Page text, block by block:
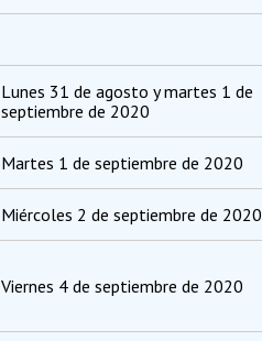
Lunes 31 de agosto y martes 1 de
septiembre de 2020
Martes 1 de septiembre de 2020
Miércoles 2 de septiembre de 2020
Viernes 4 de septiembre de 2020